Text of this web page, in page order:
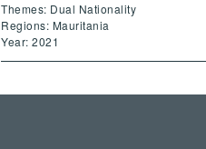
Themes: Dual Nationality
Regions: Mauritania
Year: 2021